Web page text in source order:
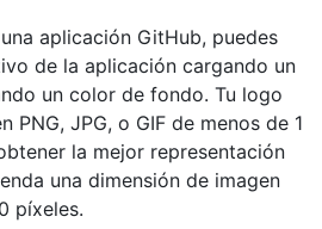
aplicación GitHub, puedes
de la aplicación cargando un
un color de fondo. Tu logo
PNG, JPG, o GIF de menos de 1
la mejor representación
una dimensión de imagen
píxeles.